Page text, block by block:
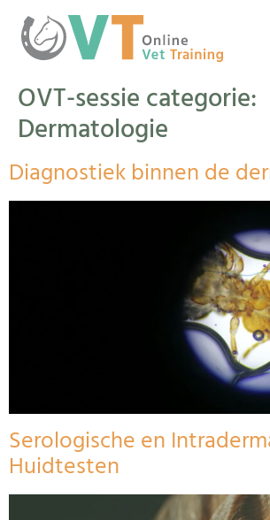
OVT-sessie categorie:
Dermatologie
Diagnostiek binnen de
Serologische en
Huidtesten